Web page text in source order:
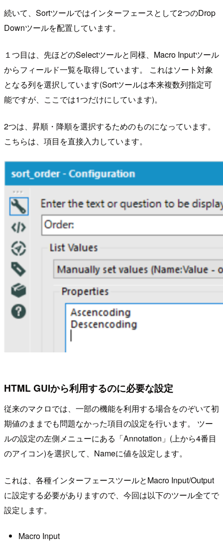
続いて、Sortツールではインターフェースとして2つのDrop
Downツールを配置しています。
１つ目は、先ほどのSelectツールと同様、Macro Inputツール
からフィールド一覧を取得しています。 これはソート対象
となる列を選択しています(Sortツールは本来複数列指定可
能ですが、ここでは1つだけにしています)。
2つは、昇順・降順を選択するためのものになっています。
こちらは、項目を直接入力しています。
HTML GUIから利用するのに必要な設定
従来のマクロでは、一部の機能を利用する場合をのぞいて初
期値のままでも問題なかった項目の設定を行います。 ツー
ルの設定の左側メニューにある「Annotation」(上から4番目
のアイコン)を選択して、Nameに値を設定します。
これは、各種インターフェースツールとMacro Input/Output
に設定する必要がありますので、今回は以下のツール全てで
設定します。
Macro Input